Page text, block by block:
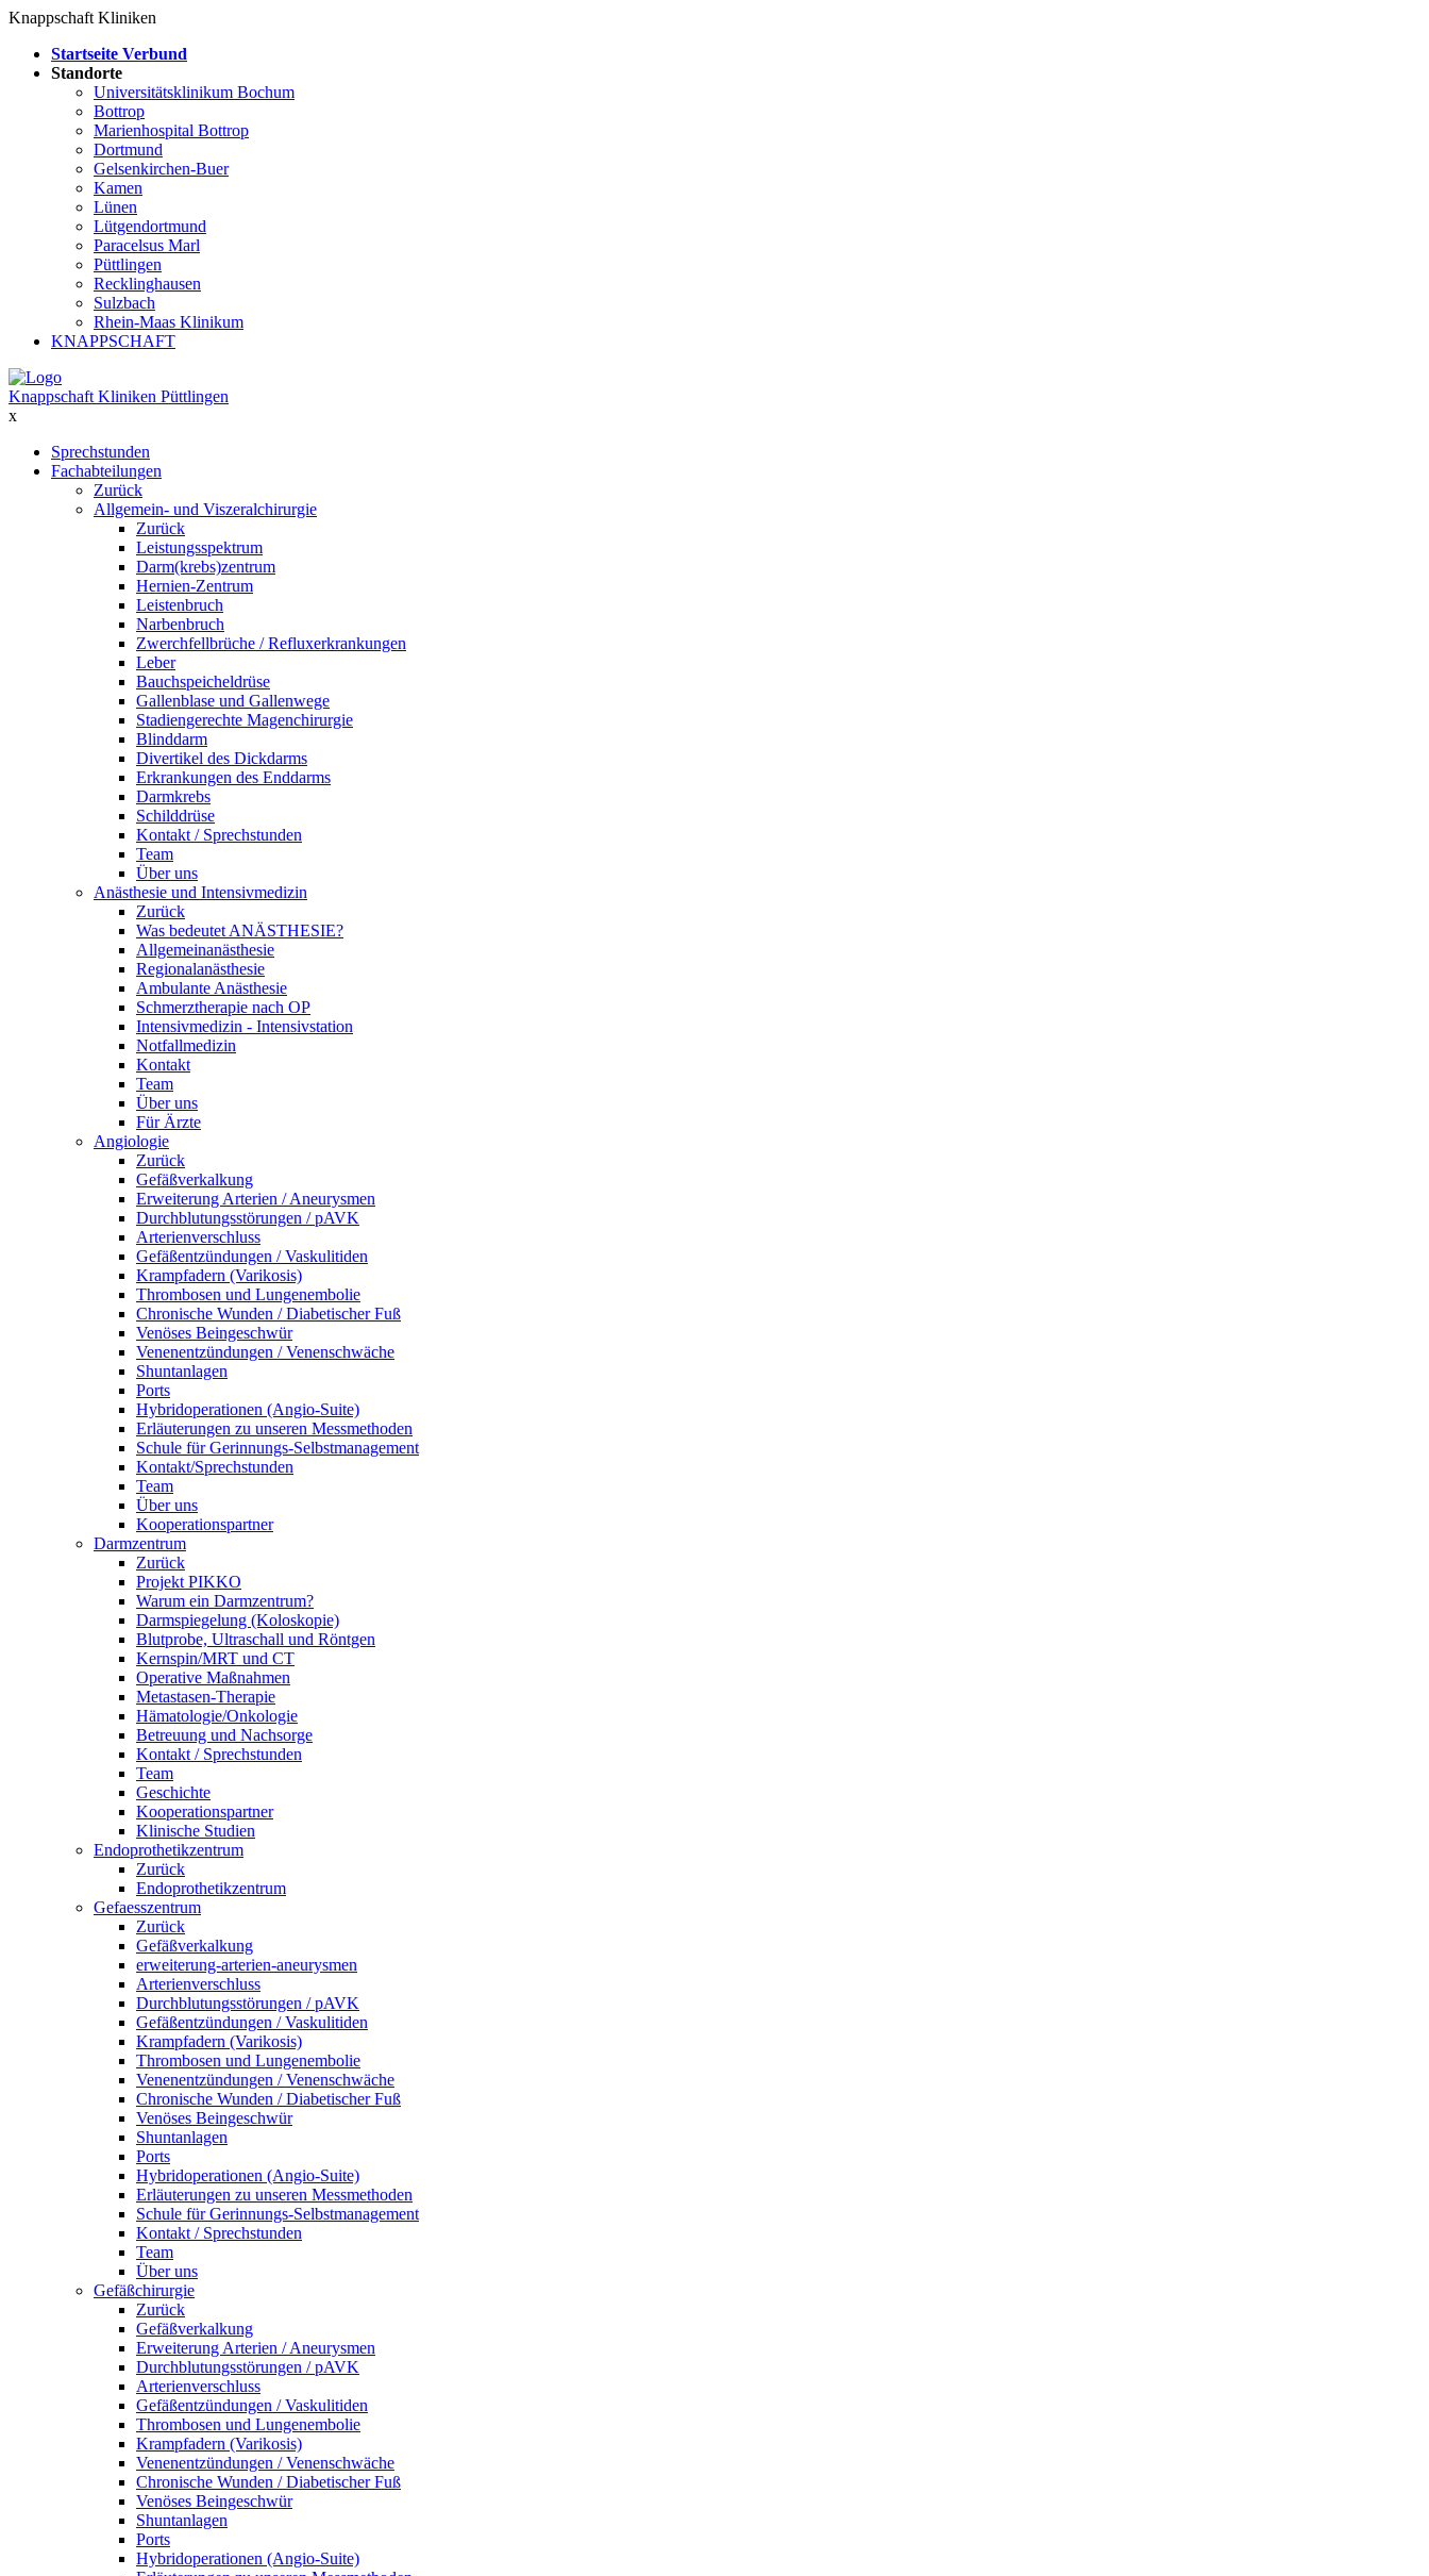
Knappschaft Kliniken
Startseite Verbund
Standorte
Universitätsklinikum Bochum
Bottrop
Marienhospital Bottrop
Dortmund
Gelsenkirchen-Buer
Kamen
Lünen
Lütgendortmund
Paracelsus Marl
Püttlingen
Recklinghausen
Sulzbach
Rhein-Maas Klinikum
KNAPPSCHAFT
Knappschaft Kliniken Püttlingen
x
Sprechstunden
Fachabteilungen
Zurück
Allgemein- und Viszeralchirurgie
Zurück
Leistungsspektrum
Darm(krebs)zentrum
Hernien-Zentrum
Leistenbruch
Narbenbruch
Zwerchfellbrüche / Refluxerkrankungen
Leber
Bauchspeicheldrüse
Gallenblase und Gallenwege
Stadiengerechte Magenchirurgie
Blinddarm
Divertikel des Dickdarms
Erkrankungen des Enddarms
Darmkrebs
Schilddrüse
Kontakt / Sprechstunden
Team
Über uns
Anästhesie und Intensivmedizin
Zurück
Was bedeutet ANÄSTHESIE?
Allgemeinanästhesie
Regionalanästhesie
Ambulante Anästhesie
Schmerztherapie nach OP
Intensivmedizin - Intensivstation
Notfallmedizin
Kontakt
Team
Über uns
Für Ärzte
Angiologie
Zurück
Gefäßverkalkung
Erweiterung Arterien / Aneurysmen
Durchblutungsstörungen / pAVK
Arterienverschluss
Gefäßentzündungen / Vaskulitiden
Krampfadern (Varikosis)
Thrombosen und Lungenembolie
Chronische Wunden / Diabetischer Fuß
Venöses Beingeschwür
Venenentzündungen / Venenschwäche
Shuntanlagen
Ports
Hybridoperationen (Angio-Suite)
Erläuterungen zu unseren Messmethoden
Schule für Gerinnungs-Selbstmanagement
Kontakt/Sprechstunden
Team
Über uns
Kooperationspartner
Darmzentrum
Zurück
Projekt PIKKO
Warum ein Darmzentrum?
Darmspiegelung (Koloskopie)
Blutprobe, Ultraschall und Röntgen
Kernspin/MRT und CT
Operative Maßnahmen
Metastasen-Therapie
Hämatologie/Onkologie
Betreuung und Nachsorge
Kontakt / Sprechstunden
Team
Geschichte
Kooperationspartner
Klinische Studien
Endoprothetikzentrum
Zurück
Endoprothetikzentrum
Gefaesszentrum
Zurück
Gefäßverkalkung
erweiterung-arterien-aneurysmen
Arterienverschluss
Durchblutungsstörungen / pAVK
Gefäßentzündungen / Vaskulitiden
Krampfadern (Varikosis)
Thrombosen und Lungenembolie
Venenentzündungen / Venenschwäche
Chronische Wunden / Diabetischer Fuß
Venöses Beingeschwür
Shuntanlagen
Ports
Hybridoperationen (Angio-Suite)
Erläuterungen zu unseren Messmethoden
Schule für Gerinnungs-Selbstmanagement
Kontakt / Sprechstunden
Team
Über uns
Gefäßchirurgie
Zurück
Gefäßverkalkung
Erweiterung Arterien / Aneurysmen
Durchblutungsstörungen / pAVK
Arterienverschluss
Gefäßentzündungen / Vaskulitiden
Thrombosen und Lungenembolie
Krampfadern (Varikosis)
Venenentzündungen / Venenschwäche
Chronische Wunden / Diabetischer Fuß
Venöses Beingeschwür
Shuntanlagen
Ports
Hybridoperationen (Angio-Suite)